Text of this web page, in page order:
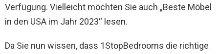
Verfügung. Vielleicht möchten Sie auch „Beste Möbel
in den USA im Jahr 2023“ lesen.
Da Sie nun wissen, dass 1StopBedrooms die richtige